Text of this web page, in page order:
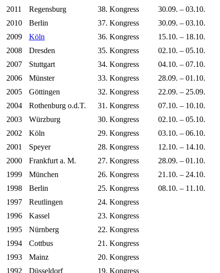
2011
Regensburg 38. Kongress
30.09. – 03.10.
2010
Berlin 37. Kongress
30.09. – 03.10.
2009
Köln 36. Kongress
15.10. – 18.10.
2008
Dresden 35. Kongress
02.10. – 05.10.
2007
Stuttgart 34. Kongress
04.10. – 07.10.
2006
Münster 33. Kongress
28.09. – 01.10.
2005
Göttingen 32. Kongress
22.09. – 25.09.
2004
Rothenburg o.d.T. 31. Kongress
07.10. – 10.10.
2003
Würzburg 30. Kongress
02.10. – 05.10.
2002
Köln 29. Kongress
03.10. – 06.10.
2001
Speyer 28. Kongress
12.10. – 14.10.
2000
Frankfurt a. M. 27. Kongress
28.09. – 01.10.
1999
München 26. Kongress
21.10. – 24.10.
1998
Berlin 25. Kongress
08.10. – 11.10.
1997
Reutlingen
24. Kongress
1996
Kassel
23. Kongress
1995
Nürnberg
22. Kongress
1994
Cottbus
21. Kongress
1993
Mainz
20. Kongress
1992
Düsseldorf
19. Kongress